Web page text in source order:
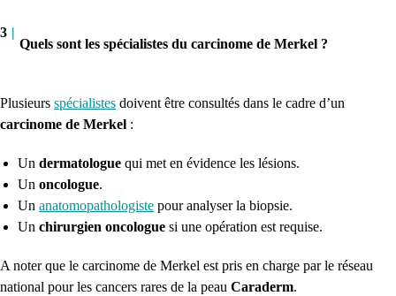
3 |
Quels sont les spécialistes du carcinome de Merkel ?
Plusieurs spécialistes doivent être consultés dans le cadre d’un
carcinome de Merkel :
Un dermatologue qui met en évidence les lésions.
Un oncologue.
Un anatomopathologiste pour analyser la biopsie.
Un chirurgien oncologue si une opération est requise.
A noter que le carcinome de Merkel est pris en charge par le réseau
national pour les cancers rares de la peau Caraderm.